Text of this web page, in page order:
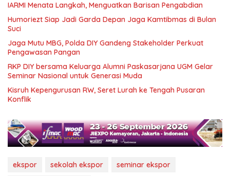
IARMI Menata Langkah, Menguatkan Barisan Pengabdian
Humoriezt Siap Jadi Garda Depan Jaga Kamtibmas di Bulan
Suci
Jaga Mutu MBG, Polda DIY Gandeng Stakeholder Perkuat
Pengawasan Pangan
RKP DIY bersama Keluarga Alumni Paskasarjana UGM Gelar
Seminar Nasional untuk Generasi Muda
Kisruh Kepengurusan RW, Seret Lurah ke Tengah Pusaran
Konflik
ekspor sekolah ekspor
seminar ekspor